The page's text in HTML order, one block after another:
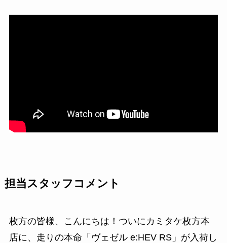
担当スタッフコメント
枚方の皆様、こんにちは！ついにカミタケ枚方本
店に、走りの本命「ヴェゼル e:HEV RS」が入荷し